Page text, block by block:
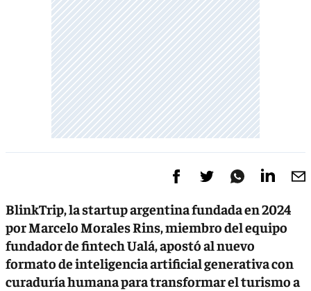
BlinkTrip, la startup argentina fundada en 2024
por Marcelo Morales Rins, miembro del equipo
fundador de fintech Ualá, apostó al nuevo
formato de inteligencia artificial generativa con
curaduría humana para transformar el turismo a